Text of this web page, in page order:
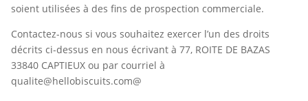
soient utilisées à des fins de prospection commerciale.
Contactez-nous si vous souhaitez exercer l’un des droits
décrits ci-dessus en nous écrivant à 77, ROITE DE BAZAS
33840 CAPTIEUX ou par courriel à
qualite@hellobiscuits.com@